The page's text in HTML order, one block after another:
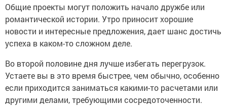
Общие проекты могут положить начало дружбе или
романтической истории. Утро приносит хорошие
новости и интересные предложения, дает шанс достичь
успеха в каком-то сложном деле.
Во второй половине дня лучше избегать перегрузок.
Устаете вы в это время быстрее, чем обычно, особенно
если приходится заниматься какими-то расчетами или
другими делами, требующими сосредоточенности.